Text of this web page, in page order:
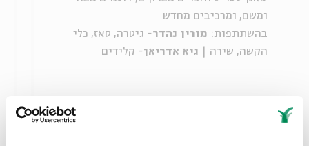
ומשם, ומרכיבים מחדש
בהשתתפות: מורין נהדר- גיטרה, סאז, כלי
הקשה, שירה | גיא אדריאן- קלידים